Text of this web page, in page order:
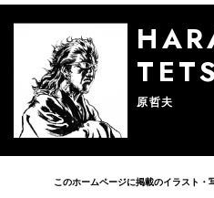
原哲夫
このホームページに掲載のイラスト・